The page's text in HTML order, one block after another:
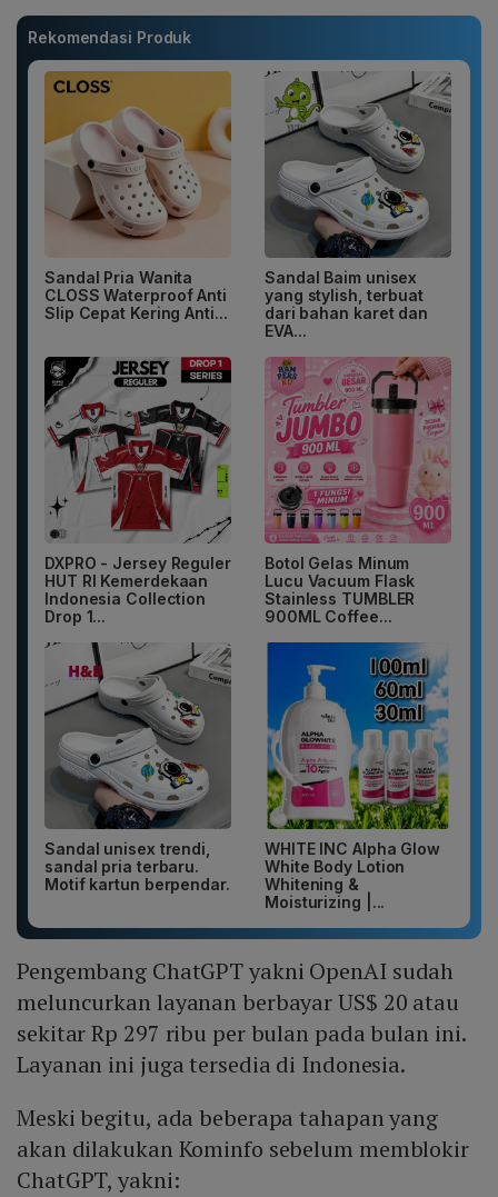
Rekomendasi Produk
Sandal Pria Wanita
CLOSS Waterproof Anti
Slip Cepat Kering Anti...
Sandal Baim unisex
yang stylish, terbuat
dari bahan karet dan
EVA...
DXPRO - Jersey Reguler
HUT RI Kemerdekaan
Indonesia Collection
Drop 1...
Botol Gelas Minum
Lucu Vacuum Flask
Stainless TUMBLER
900ML Coffee...
Sandal unisex trendi,
sandal pria terbaru.
Motif kartun berpendar.
WHITE INC Alpha Glow
White Body Lotion
Whitening &
Moisturizing |...
Pengembang ChatGPT yakni OpenAI sudah
meluncurkan layanan berbayar US$ 20 atau
sekitar Rp 297 ribu per bulan pada bulan ini.
Layanan ini juga tersedia di Indonesia.
Meski begitu, ada beberapa tahapan yang
akan dilakukan Kominfo sebelum memblokir
ChatGPT, yakni: